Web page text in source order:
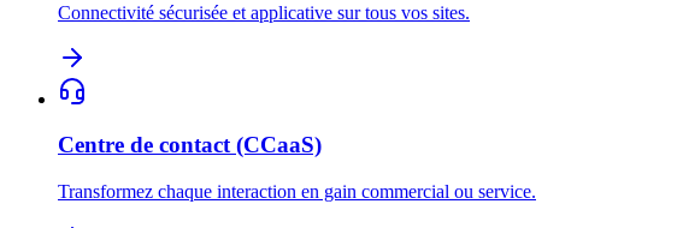
Connectivité sécurisée et applicative sur tous vos sites.
Centre de contact (CCaaS)
Transformez chaque interaction en gain commercial ou service.